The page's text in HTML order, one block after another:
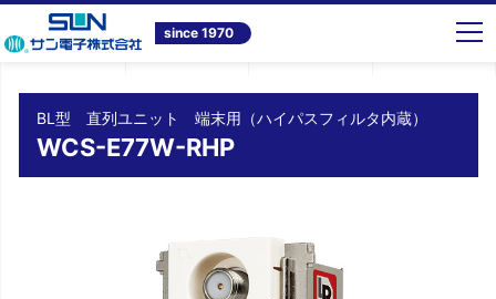
since 1970
トップ 商品情報 テレビ共同受信システム機器 BL型 直列ユニット 端末用（ハイパスフィルタ内蔵） WCS-E77W-RHP
BL型 直列ユニット 端末用（ハイパスフィルタ内蔵）
WCS-E77W-RHP